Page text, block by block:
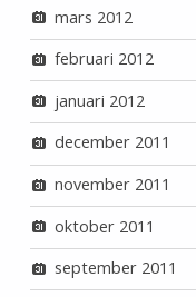
mars 2012
februari 2012
januari 2012
december 2011
november 2011
oktober 2011
september 2011